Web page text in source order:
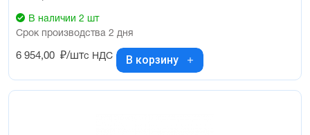
В наличии 2 шт
Срок производства 2 дня
6 954,00 ₽/штс НДС В корзину